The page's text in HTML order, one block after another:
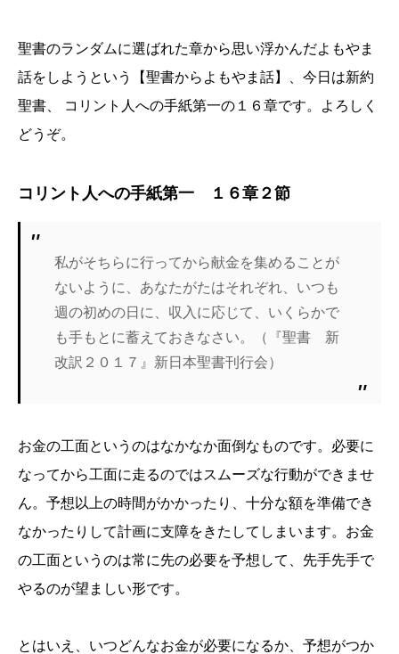
聖書のランダムに選ばれた章から思い浮かんだよもやま
話をしようという【聖書からよもやま話】、今日は新約
聖書、 コリント人への手紙第一の１６章です。よろしく
どうぞ。
コリント人への手紙第一 １６章２節
私がそちらに行ってから献金を集めることが
ないように、あなたがたはそれぞれ、いつも
週の初めの日に、収入に応じて、いくらかで
も手もとに蓄えておきなさい。（『聖書 新
改訳２０１７』新日本聖書刊行会）
お金の工面というのはなかなか面倒なものです。必要に
なってから工面に走るのではスムーズな行動ができませ
ん。予想以上の時間がかかったり、十分な額を準備でき
なかったりして計画に支障をきたしてしまいます。お金
の工面というのは常に先の必要を予想して、先手先手で
やるのが望ましい形です。
とはいえ、いつどんなお金が必要になるか、予想がつか